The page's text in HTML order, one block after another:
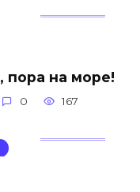
пора на море!
0 167